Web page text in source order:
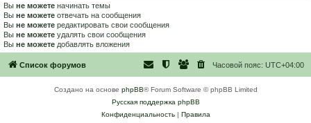
Вы не можете начинать темы
Вы не можете отвечать на сообщения
Вы не можете редактировать свои сообщения
Вы не можете удалять свои сообщения
Вы не можете добавлять вложения
Список форумов Часовой пояс: UTC+04:00
Создано на основе phpBB® Forum Software © phpBB Limited
Русская поддержка phpBB
Конфиденциальность| Правила